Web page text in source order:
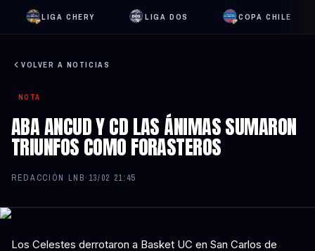
LIGA CHERY LIGA DOS COPA CHILE
VOLVER A NOTICIAS
NOTA
ABA ANCUD Y CD LAS ÁNIMAS SUMARON
TRIUNFOS COMO FORASTEROS
REDACCIÓN LNB· 13/02 21:45
Los Celestes derrotaron a Basket UC en San Carlos de